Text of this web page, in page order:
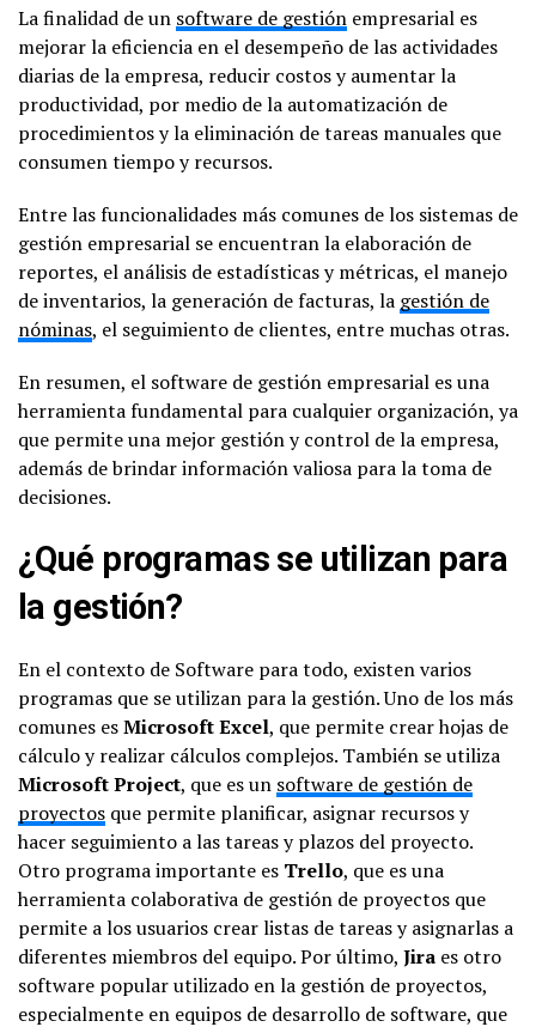
La finalidad de un software de gestión empresarial es
mejorar la eficiencia en el desempeño de las actividades
diarias de la empresa, reducir costos y aumentar la
productividad, por medio de la automatización de
procedimientos y la eliminación de tareas manuales que
consumen tiempo y recursos.
Entre las funcionalidades más comunes de los sistemas de
gestión empresarial se encuentran la elaboración de
reportes, el análisis de estadísticas y métricas, el manejo
de inventarios, la generación de facturas, la gestión de
nóminas, el seguimiento de clientes, entre muchas otras.
En resumen, el software de gestión empresarial es una
herramienta fundamental para cualquier organización, ya
que permite una mejor gestión y control de la empresa,
además de brindar información valiosa para la toma de
decisiones.
¿Qué programas se utilizan para
la gestión?
En el contexto de Software para todo, existen varios
programas que se utilizan para la gestión. Uno de los más
comunes esMicrosoft Excel, que permite crear hojas de
cálculo y realizar cálculos complejos. También se utiliza
Microsoft Project, que es un software de gestión de
proyectos que permite planificar, asignar recursos y
hacer seguimiento a las tareas y plazos del proyecto.
Otro programa importante es Trello, que es una
herramienta colaborativa de gestión de proyectos que
permite a los usuarios crear listas de tareas y asignarlas a
diferentes miembros del equipo. Por último, Jira es otro
software popular utilizado en la gestión de proyectos,
especialmente en equipos de desarrollo de software, que